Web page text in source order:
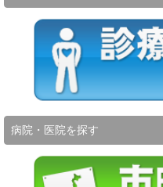
病院・医院を探す